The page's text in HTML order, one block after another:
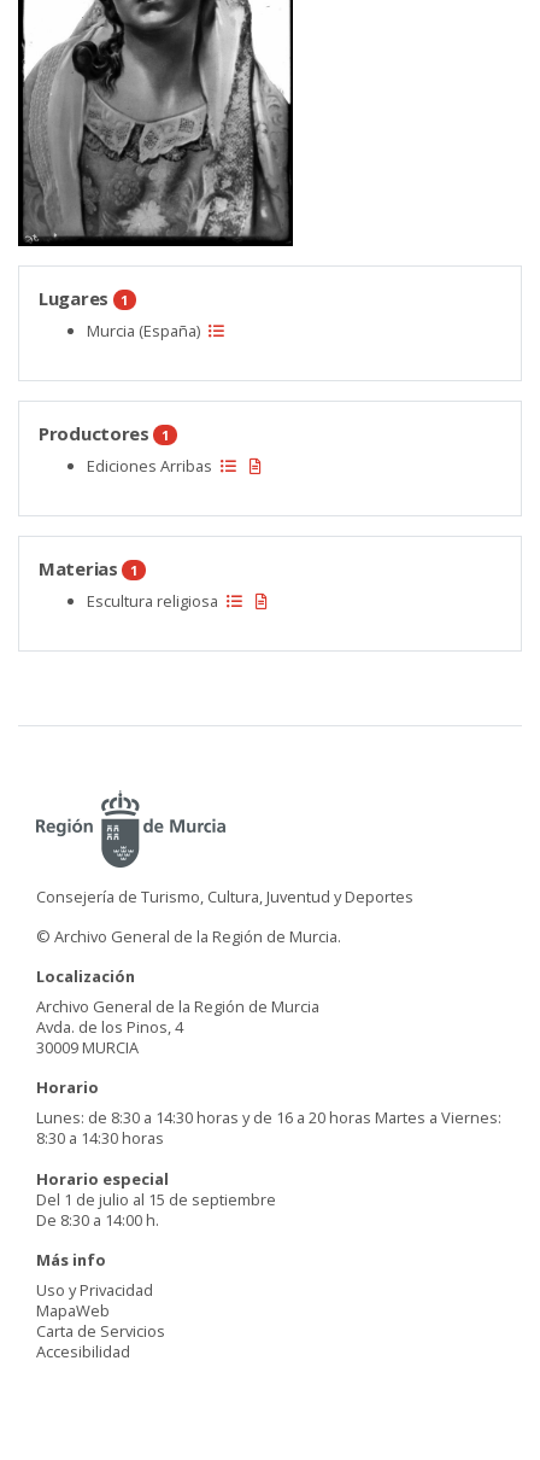
Lugares 1
Murcia (España)
Productores 1
Ediciones Arribas
Materias 1
Escultura religiosa
Consejería de Turismo, Cultura, Juventud y Deportes
© Archivo General de la Región de Murcia.
Localización
Archivo General de la Región de Murcia
Avda. de los Pinos, 4
30009 MURCIA
Horario
Lunes: de 8:30 a 14:30 horas y de 16 a 20 horas Martes a Viernes:
8:30 a 14:30 horas
Horario especial
Del 1 de julio al 15 de septiembre
De 8:30 a 14:00 h.
Más info
Uso y Privacidad
MapaWeb
Carta de Servicios
Accesibilidad